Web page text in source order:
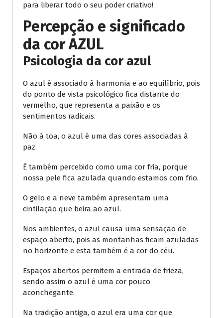
para liberar todo o seu poder criativo!
Percepção e significado
da cor AZUL
Psicologia da cor azul
O azul é associado à harmonia e ao equilíbrio, pois
do ponto de vista psicológico fica distante do
vermelho, que representa a paixão e os
sentimentos radicais.
Não à toa, o azul é uma das cores associadas à
paz.
É também percebido como uma cor fria, porque
nossa pele fica azulada quando estamos com frio.
O gelo e a neve também apresentam uma
cintilação que beira ao azul.
Nos ambientes, o azul causa uma sensação de
espaço aberto, pois as montanhas ficam azuladas
no horizonte e esta também é a cor do céu.
Espaços abertos permitem a entrada de frieza,
sendo assim o azul é uma cor pouco
aconchegante.
Na tradição antiga, o azul era uma cor que